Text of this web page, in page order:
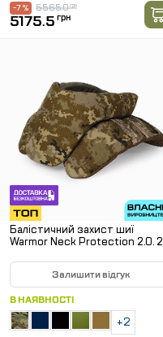
5565.0грн
-7 %
5175.5 грн
Балістичний захист шиї
Warmor Neck Protection 2.0. 2
Залишити відгук
В НАЯВНОСТІ
+2